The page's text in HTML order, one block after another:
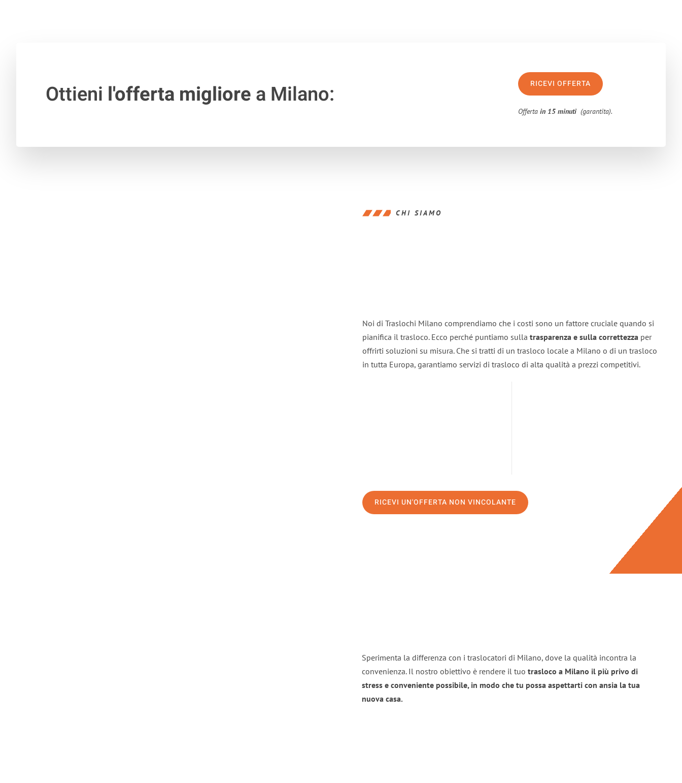
Ottieni l'offerta migliorea Milano: RICEVI OFFERTA
Offertain 15 minuti (garantita).
CHI SIAMO
Noi di Traslochi Milano comprendiamo che i costi sono un fattore cruciale quando si
pianifica il trasloco. Ecco perché puntiamo sulla trasparenza e sulla correttezza per
offrirti soluzioni su misura. Che si tratti di un trasloco locale a Milano o di un trasloco
in tutta Europa, garantiamo servizi di trasloco di alta qualità a prezzi competitivi.
RICEVI UN'OFFERTA NON VINCOLANTE
Sperimenta la differenza con i traslocatori di Milano, dove la qualità incontra la
convenienza. Il nostro obiettivo è rendere il tuo trasloco a Milano il più privo di
stress e conveniente possibile, in modo che tu possa aspettarti con ansia la tua
nuova casa.